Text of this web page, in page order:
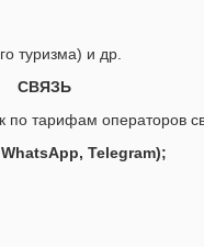
туризма) и др.
СВЯЗЬ
по тарифам операторов
Telegram);